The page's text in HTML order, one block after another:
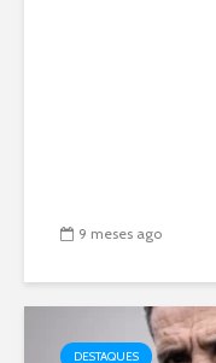
9 meses ago
DESTAQUES